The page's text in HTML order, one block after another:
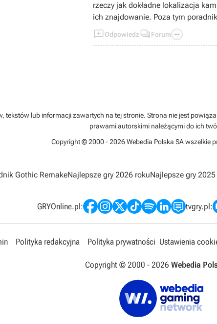
rzeczy jak dokładne lokalizacja kamienne orły, ikony
ich znajdowanie. Poza tym
Odpowiedz  Forum 
tekstów lub informacji zawartych na tej stronie. Strona nie jest
prawami autorskimi należącymi do ich
Copyright © 2000 - 2026 Webedia Polska SA wszelkie
Gothic RemakeNajlepsze gry 2026 rokuNajlepsze gry
GRYOnline.pl: tvgry.pl:
Polityka redakcyjna Polityka prywatności Ustawienia
Copyright © 2000 - 2026 Webedia